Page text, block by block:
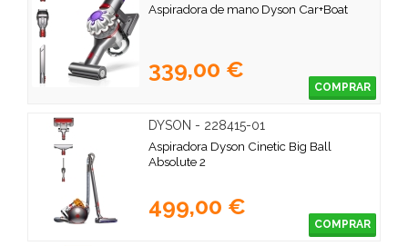
Aspiradora de mano Dyson Car+Boat
339,00 €
COMPRAR
DYSON - 228415-01
Aspiradora Dyson Cinetic Big Ball
Absolute 2
499,00 €
COMPRAR